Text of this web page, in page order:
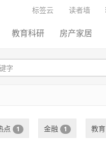
标签云 读者墙
教育科研 房产家居
点 1 金融 1 教育